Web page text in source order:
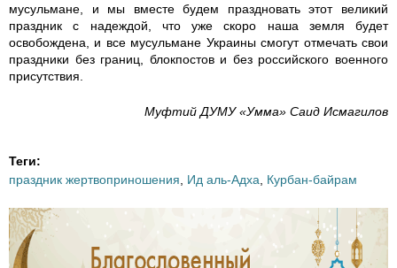
s
_
s
a
.
мусульмане, и мы вместе будем праздновать этот великий
праздник с надеждой, что уже скоро наша земля будет
освобождена, и все мусульмане Украины смогут отмечать свои
праздники без границ, блокпостов и без российского военного
присутствия.
Муфтий ДУМУ «Умма» Саид Исмагилов
Теги:
праздник жертвоприношения
Ид аль-Адха Курбан-байрам